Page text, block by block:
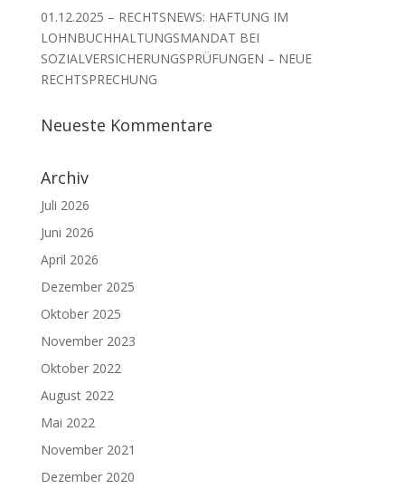
01.12.2025 – RECHTSNEWS: HAFTUNG IM
LOHNBUCHHALTUNGSMANDAT BEI
SOZIALVERSICHERUNGSPRÜFUNGEN – NEUE
RECHTSPRECHUNG
Neueste Kommentare
Archiv
Juli 2026
Juni 2026
April 2026
Dezember 2025
Oktober 2025
November 2023
Oktober 2022
August 2022
Mai 2022
November 2021
Dezember 2020